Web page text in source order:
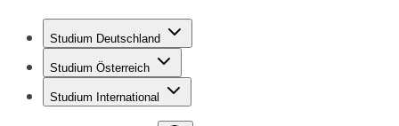
Studium Deutschland
Studium Österreich
Studium International